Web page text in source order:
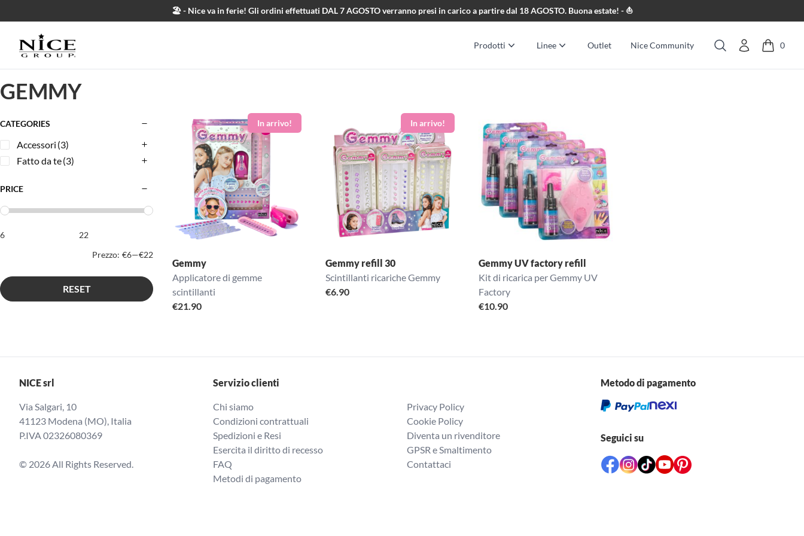
🏖️ - Nice va in ferie! Gli ordini effettuati DAL 7 AGOSTO verranno presi in carico a partire dal 18 AGOSTO. Buona estate! - ⛵
Prodotti Linee Outlet Nice Community
Cerca
0
GEMMY
Gemmy
Applicatore di gemme
scintillanti
€21.90
Gemmy refill 30
Scintillanti ricariche Gemmy
€6.90
Gemmy UV factory refill
Kit di ricarica per Gemmy UV
Factory
€10.90
CATEGORIES
Accessori (3)
Fatto da te(3)
PRICE
Prezzo: €6—€22
RESET
NICE srl
Via Salgari, 10
41123 Modena (MO), Italia
P.IVA 02326080369
© 2026 All Rights Reserved.
Servizio clienti
Chi siamo
Condizioni contrattuali
Spedizioni e Resi
Esercita il diritto di recesso
FAQ
Metodi di pagamento
Privacy Policy
Cookie Policy
Diventa un rivenditore
GPSR e Smaltimento
Contattaci
Metodo di pagamento
Seguici su